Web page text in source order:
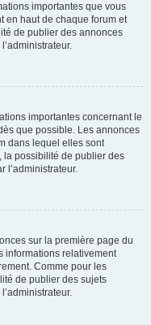
importantes que vous
en haut de chaque forum et
de publier des annonces
importantes concernant le
que possible. Les annonces
dans lequel elles sont
la possibilité de publier des
l’administrateur.
sur la première page du
informations relativement
Comme pour les
de publier des sujets